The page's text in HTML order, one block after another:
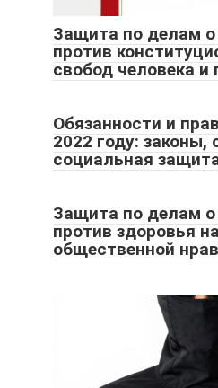
Защита по делам о
против
свобод человека
Обязанности и
2022 году: законы,
социальная
Защита по делам о
против здоровья
общественной